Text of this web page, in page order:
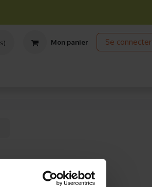
Mon panier Se connecter